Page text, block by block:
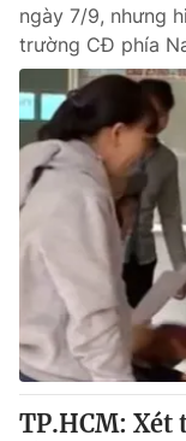
ngày 7/9, nhưng
trường CĐ phía
TP.HCM: Xét